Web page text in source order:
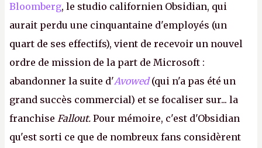
Bloomberg, le studio californien Obsidian, qui
aurait perdu une cinquantaine d'employés (un
quart de ses effectifs), vient de recevoir un nouvel
ordre de mission de la part de Microsoft :
abandonner la suite d'Avowed(qui n'a pas été un
grand succès commercial) et se focaliser sur... la
franchise Fallout. Pour mémoire, c'est d'Obsidian
qu'est sorti ce que de nombreux fans considèrent